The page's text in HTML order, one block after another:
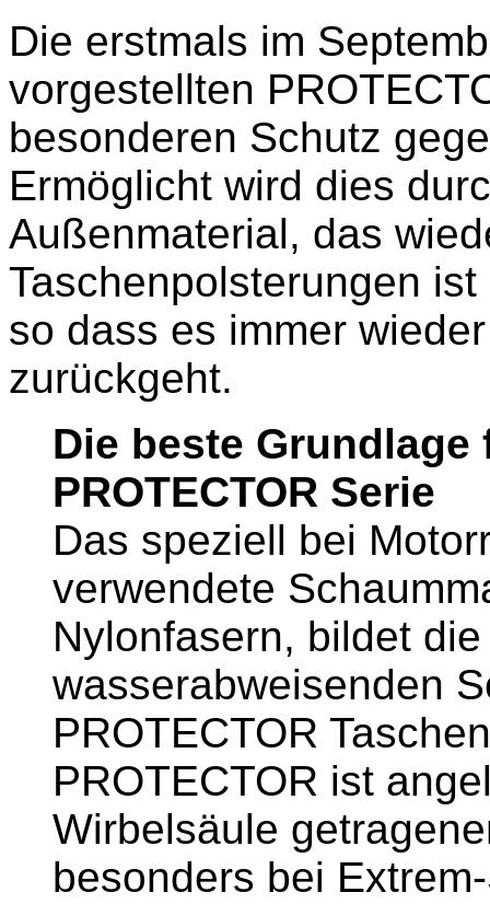
Die erstmals im
vorgestellten
besonderen Schutz
Ermöglicht wird dies
Außenmaterial, das
Taschenpolsterungen
so dass es immer
zurückgeht.
Die beste
PROTECTOR Serie
Das speziell bei
verwendete
Nylonfasern, bildet
wasserabweisenden
PROTECTOR
PROTECTOR ist
Wirbelsäule
besonders bei